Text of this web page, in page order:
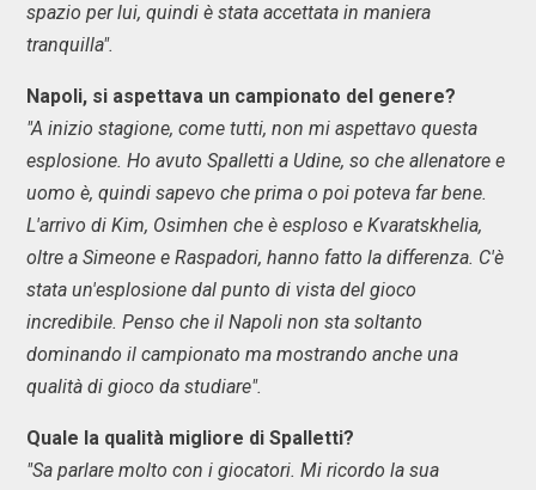
spazio per lui, quindi è stata accettata in maniera
tranquilla".
Napoli, si aspettava un campionato del genere?
"A inizio stagione, come tutti, non mi aspettavo questa
esplosione. Ho avuto Spalletti a Udine, so che allenatore e
uomo è, quindi sapevo che prima o poi poteva far bene.
L'arrivo di Kim, Osimhen che è esploso e Kvaratskhelia,
oltre a Simeone e Raspadori, hanno fatto la differenza. C'è
stata un'esplosione dal punto di vista del gioco
incredibile. Penso che il Napoli non sta soltanto
dominando il campionato ma mostrando anche una
qualità di gioco da studiare".
Quale la qualità migliore di Spalletti?
"Sa parlare molto con i giocatori. Mi ricordo la sua